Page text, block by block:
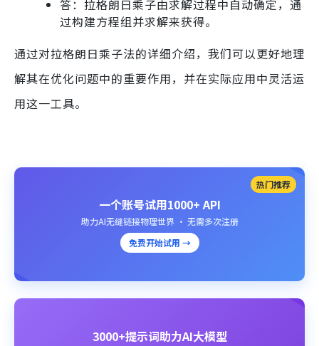
答：拉格朗日乘子由求解过程中自动确定，通
过构建方程组并求解来获得。
通过对拉格朗日乘子法的详细介绍，我们可以更好地理
解其在优化问题中的重要作用，并在实际应用中灵活运
用这一工具。
热门推荐
一个账号试用1000+ API
助力AI无缝链接物理世界 · 无需多次注册
免费开始试用 →
3000+提示词助力AI大模型